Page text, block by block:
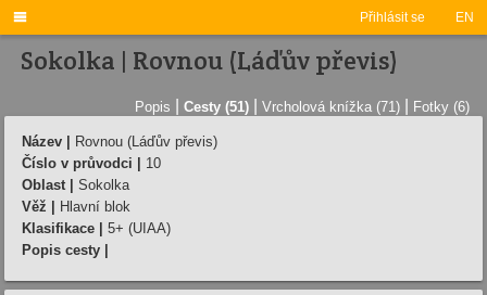
Přihlásit se EN

Sokolka | Rovnou (Láďův převis)
Popis Cesty (51) Vrcholová knížka (71) Fotky (6)
Název |
Rovnou (Láďův převis)
Číslo v průvodci |
10
Oblast |
Sokolka
Věž |
Hlavní blok
Klasifikace |
5+ (UIAA)
Popis cesty |